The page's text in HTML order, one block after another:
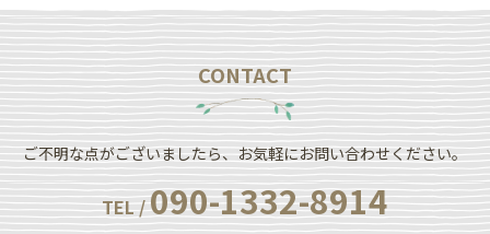
CONTACT
ご不明な点がございましたら、お気軽にお問い合わせください。
TEL /090-1332-8914